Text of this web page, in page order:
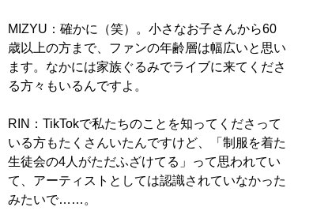
MIZYU：確かに（笑）。小さなお子さんから60
歳以上の方まで、ファンの年齢層は幅広いと思い
ます。なかには家族ぐるみでライブに来てくださ
る方々もいるんですよ。
RIN：TikTokで私たちのことを知ってくださって
いる方もたくさんいたんですけど、「制服を着た
生徒会の4人がただふざけてる」って思われてい
て、アーティストとしては認識されていなかった
みたいで……。